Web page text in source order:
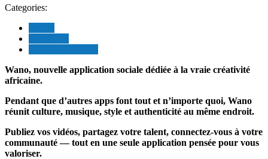
Categories:
Wano, nouvelle application sociale dédiée à la vraie créativité
africaine.
Pendant que d’autres apps font tout et n’importe quoi, Wano
réunit culture, musique, style et authenticité au même endroit.
Publiez vos vidéos, partagez votre talent, connectez-vous à votre
communauté — tout en une seule application pensée pour vous
valoriser.